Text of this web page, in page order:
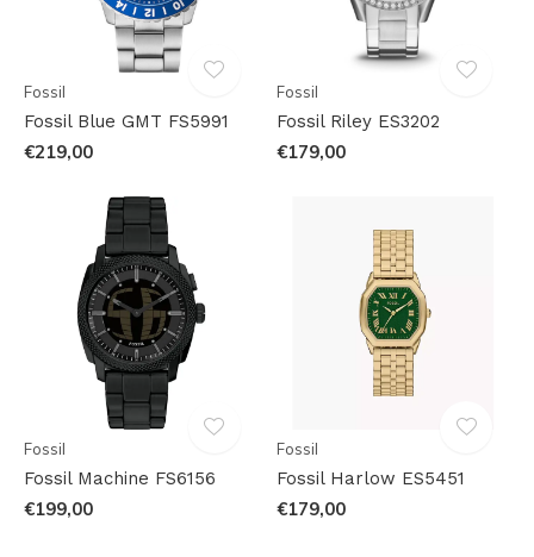
Fossil
Fossil Blue GMT FS5991
€219,00
Fossil
Fossil Riley ES3202
€179,00
Fossil
Fossil Machine FS6156
€199,00
Fossil
Fossil Harlow ES5451
€179,00